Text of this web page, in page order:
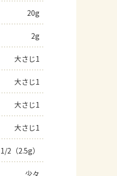
20g
2g
大さじ1
大さじ1
大さじ1
大さじ1
2（2.5g）
少々